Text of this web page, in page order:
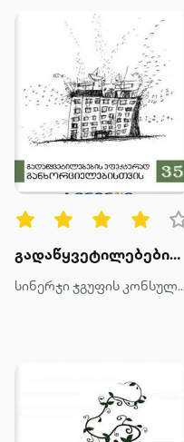
გადაწყვეტილებების ეფექტურად განხორციელებისთვის
სინერჯი ჯგუფის კონსულტანტები